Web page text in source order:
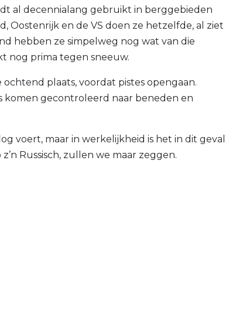
al decennialang gebruikt in berggebieden
Oostenrijk en de VS doen ze hetzelfde, al ziet
hebben ze simpelweg nog wat van die
nog prima tegen sneeuw.
plaats, voordat pistes opengaan.
komen gecontroleerd naar beneden en
voert, maar in werkelijkheid is het in dit geval
Russisch, zullen we maar zeggen.